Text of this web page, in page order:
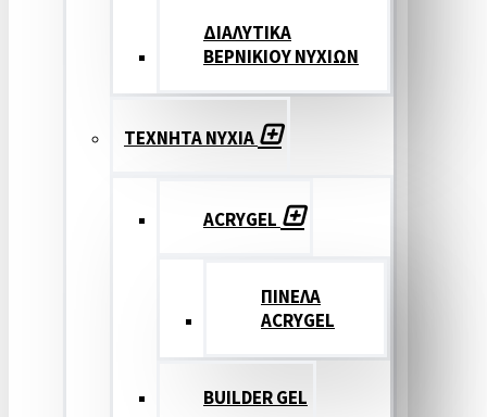
ΔΙΑΛΥΤΙΚΑ
ΒΕΡΝΙΚΙΟΥ ΝΥΧΙΩΝ
ΤΕΧΝΗΤΑ ΝΥΧΙΑ
ACRYGEL
ΠΙΝΕΛΑ
ACRYGEL
BUILDER GEL